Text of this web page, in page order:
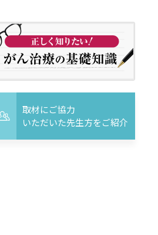
取材にご協力
いただいた先生方をご紹介